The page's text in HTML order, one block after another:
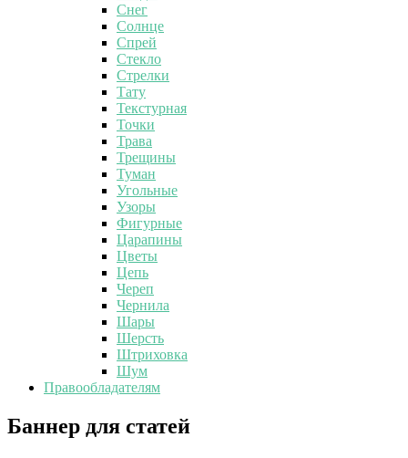
Снег
Солнце
Спрей
Стекло
Стрелки
Тату
Текстурная
Точки
Трава
Трещины
Туман
Угольные
Узоры
Фигурные
Царапины
Цветы
Цепь
Череп
Чернила
Шары
Шерсть
Штриховка
Шум
Правообладателям
Баннер
для
Баннер для статей